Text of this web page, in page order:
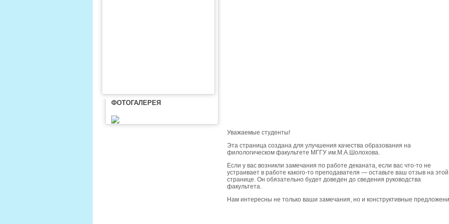
ФОТОГАЛЕРЕЯ
Уважаемые студенты!
Эта страница создана для улучшения качества образования на
филологическом факультете МГГУ им.М.А.Шолохова.
Если у вас возникли замечания по работе деканата, если вас что-то не
устраивает в работе какого-то преподавателя — оставьте ваш отзыв на этой
странице. Он обязательно будет доведен до сведения руководства
факультета.
Нам интересны не только ваши замечания, но и конструктивные